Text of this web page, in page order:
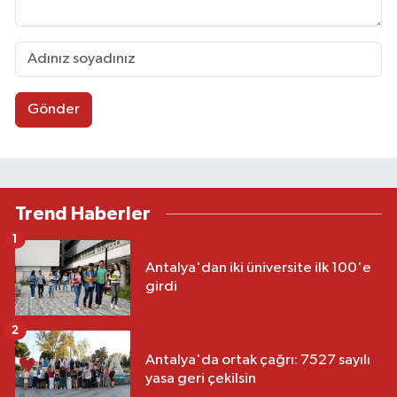
Gönder
Trend Haberler
Antalya'dan iki üniversite ilk 100'e
girdi
1
Antalya'da ortak çağrı: 7527 sayılı
yasa geri çekilsin
2